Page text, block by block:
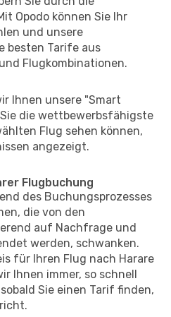
Opodo können Sie Ihr
und unsere
besten Tarife aus
Flugkombinationen.
Ihnen unsere "Smart
die wettbewerbsfähigste
Flug sehen können,
angezeigt.
Flugbuchung
des Buchungsprozesses
die von den
auf Nachfrage und
werden, schwanken.
für Ihren Flug nach Harare
Ihnen immer, so schnell
Sie einen Tarif finden,